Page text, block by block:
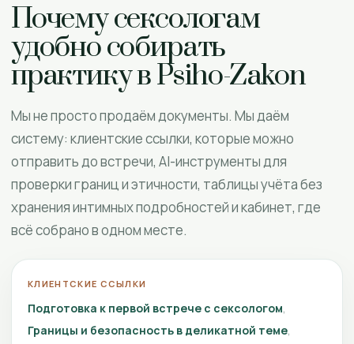
Почему сексологам
удобно собирать
практику в Psiho-Zakon
Мы не просто продаём документы. Мы даём
систему: клиентские ссылки, которые можно
отправить до встречи, AI-инструменты для
проверки границ и этичности, таблицы учёта без
хранения интимных подробностей и кабинет, где
всё собрано в одном месте.
КЛИЕНТСКИЕ ССЫЛКИ
Подготовка к первой встрече с сексологом
Границы и безопасность в деликатной теме